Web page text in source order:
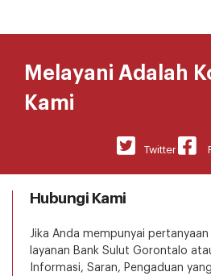
Melayani Adalah
Kami
Twitter
Hubungi Kami
Jika Anda mempunyai
layanan Bank Sulut Gorontalo
Informasi, Saran, Pengaduan